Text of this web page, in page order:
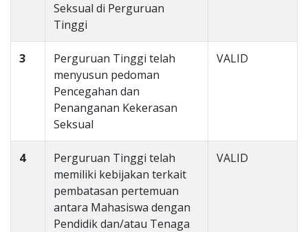
Seksual di Perguruan
Tinggi
3
Perguruan Tinggi telah
menyusun pedoman
Pencegahan dan
Penanganan Kekerasan
Seksual
VALID
4
Perguruan Tinggi telah
memiliki kebijakan terkait
pembatasan pertemuan
antara Mahasiswa dengan
Pendidik dan/atau Tenaga
VALID